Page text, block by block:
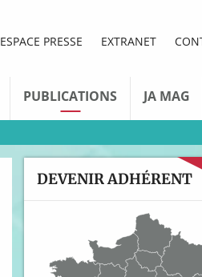
ESPACE PRESSE EXTRANET
PUBLICATIONS JA MAG
DEVENIR ADHÉRENT